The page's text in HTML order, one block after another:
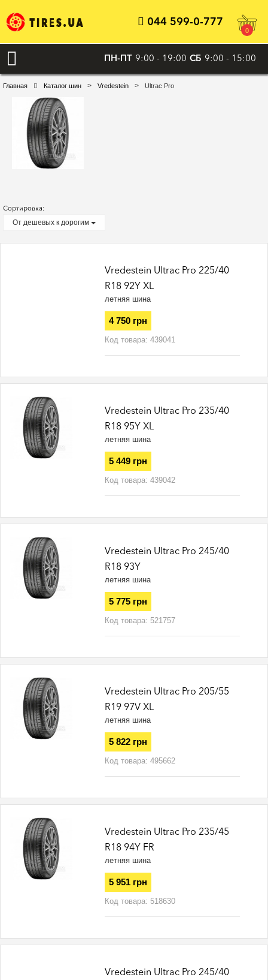
044 599-0-777
0
ПН-ПТ 9:00 - 19:00 СБ 9:00 - 15:00
Главная Каталог шин > Vredestein > Ultrac Pro
Сортировка:
От дешевых к дорогим
Vredestein Ultrac Pro 225/40
R18 92Y XL
летняя шина
4 750 грн
Код товара:439041
Vredestein Ultrac Pro 235/40
R18 95Y XL
летняя шина
5 449 грн
Код товара:439042
Vredestein Ultrac Pro 245/40
R18 93Y
летняя шина
5 775 грн
Код товара:521757
Vredestein Ultrac Pro 205/55
R19 97V XL
летняя шина
5 822 грн
Код товара:495662
Vredestein Ultrac Pro 235/45
R18 94Y FR
летняя шина
5 951 грн
Код товара:518630
Vredestein Ultrac Pro 245/40